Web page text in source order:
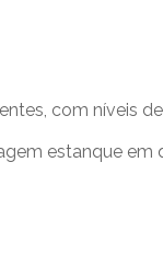
com níveis
estanque em